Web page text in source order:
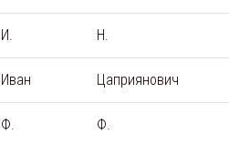
И. Н.
Иван Цаприянович
Ф. Ф.